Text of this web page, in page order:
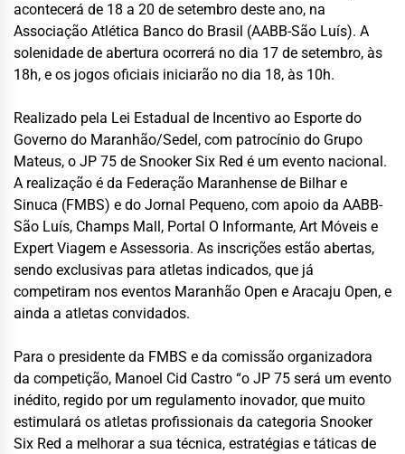
acontecerá de 18 a 20 de setembro deste ano, na
Associação Atlética Banco do Brasil (AABB-São Luís). A
solenidade de abertura ocorrerá no dia 17 de setembro, às
18h, e os jogos oficiais iniciarão no dia 18, às 10h.
Realizado pela Lei Estadual de Incentivo ao Esporte do
Governo do Maranhão/Sedel, com patrocínio do Grupo
Mateus, o JP 75 de Snooker Six Red é um evento nacional.
A realização é da Federação Maranhense de Bilhar e
Sinuca (FMBS) e do Jornal Pequeno, com apoio da AABB-
São Luís, Champs Mall, Portal O Informante, Art Móveis e
Expert Viagem e Assessoria. As inscrições estão abertas,
sendo exclusivas para atletas indicados, que já
competiram nos eventos Maranhão Open e Aracaju Open, e
ainda a atletas convidados.
Para o presidente da FMBS e da comissão organizadora
da competição, Manoel Cid Castro “o JP 75 será um evento
inédito, regido por um regulamento inovador, que muito
estimulará os atletas profissionais da categoria Snooker
Six Red a melhorar a sua técnica, estratégias e táticas de